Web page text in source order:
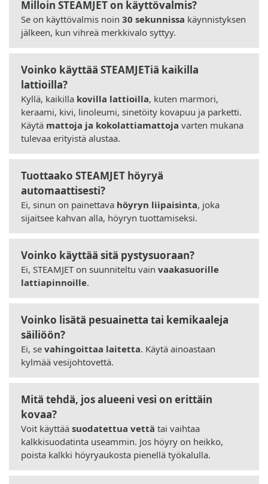
Milloin STEAMJET on käyttövalmis?
Se on käyttövalmis noin 30 sekunnissa käynnistyksen
jälkeen, kun vihreä merkkivalo syttyy.
Voinko käyttää STEAMJETiä kaikilla
lattioilla?
Kyllä, kaikilla kovilla lattioilla, kuten marmori,
keraami, kivi, linoleumi, sinetöity kovapuu ja parketti.
Käytä mattoja ja kokolattiamattoja varten mukana
tulevaa erityistä alustaa.
Tuottaako STEAMJET höyryä
automaattisesti?
Ei, sinun on painettava höyryn liipaisinta, joka
sijaitsee kahvan alla, höyryn tuottamiseksi.
Voinko käyttää sitä pystysuoraan?
Ei, STEAMJET on suunniteltu vain vaakasuorille
lattiapinnoille.
Voinko lisätä pesuainetta tai kemikaaleja
säiliöön?
Ei, se vahingoittaa laitetta. Käytä ainoastaan
kylmää vesijohtovettä.
Mitä tehdä, jos alueeni vesi on erittäin
kovaa?
Voit käyttää suodatettua vettä tai vaihtaa
kalkkisuodatinta useammin. Jos höyry on heikko,
poista kalkki höyryaukosta pienellä työkalulla.